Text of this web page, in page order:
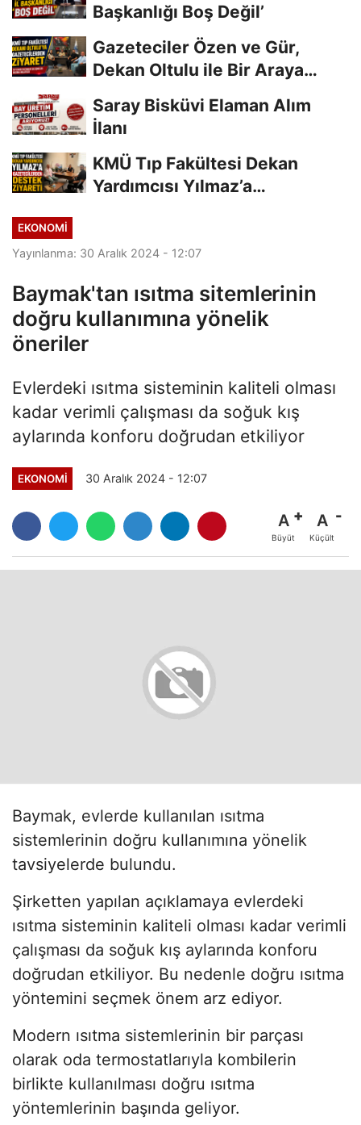
Başkanlığı Boş Değil’
Gazeteciler Özen ve Gür,
Dekan Oltulu ile Bir Araya
Saray Bisküvi Elaman Alım
İlanı
KMÜ Tıp Fakültesi Dekan
Yardımcısı Yılmaz’a
EKONOMI
Yayınlanma: 30 Aralık 2024 - 12:07
Baymak'tan ısıtma sitemlerinin
doğru kullanımına yönelik
öneriler
Evlerdeki ısıtma sisteminin kaliteli olması
kadar verimli çalışması da soğuk kış
aylarında konforu doğrudan etkiliyor
EKONOMI 30 Aralık 2024 - 12:07
A
Büyüt
A
Küçült
Baymak, evlerde kullanılan ısıtma
sistemlerinin doğru kullanımına yönelik
tavsiyelerde bulundu.
Şirketten yapılan açıklamaya evlerdeki
ısıtma sisteminin kaliteli olması kadar verimli
çalışması da soğuk kış aylarında konforu
doğrudan etkiliyor. Bu nedenle doğru ısıtma
yöntemini seçmek önem arz ediyor.
Modern ısıtma sistemlerinin bir parçası
olarak oda termostatlarıyla kombilerin
birlikte kullanılması doğru ısıtma
yöntemlerinin başında geliyor.